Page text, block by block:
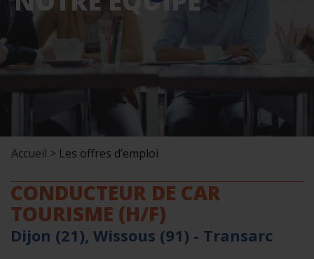
Accueil > Les offres d’emploi
CONDUCTEUR DE CAR
TOURISME (H/F)
Dijon (21), Wissous (91) - Transarc